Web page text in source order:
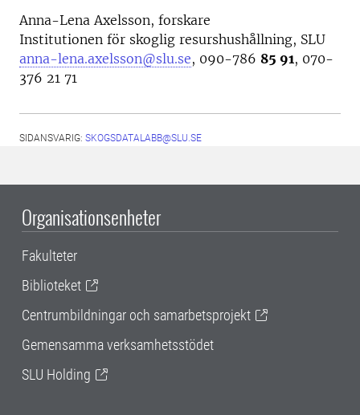
Anna-Lena Axelsson, forskare
Institutionen för skoglig resurshushållning, SLU
anna-lena.axelsson@slu.se, 090-786 85 91, 070-
376 21 71
SIDANSVARIG: SKOGSDATALABB@SLU.SE
Organisationsenheter
Fakulteter
Biblioteket
Centrumbildningar och samarbetsprojekt
Gemensamma verksamhetsstödet
SLU Holding